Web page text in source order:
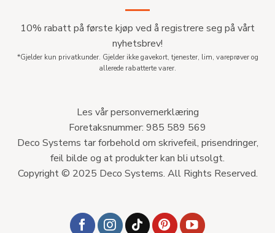
10% rabatt på første kjøp ved å registrere seg på vårt
nyhetsbrev!
*Gjelder kun privatkunder. Gjelder ikke gavekort, tjenester, lim, vareprøver og
allerede rabatterte varer.
Les vår personvernerklæring
Foretaksnummer: 985 589 569
Deco Systems tar forbehold om skrivefeil, prisendringer,
feil bilde og at produkter kan bli utsolgt.
Copyright © 2025 Deco Systems. All Rights Reserved.